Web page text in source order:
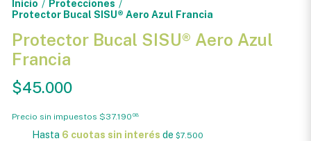
Inicio / Protecciones /
Protector Bucal SISU® Aero Azul Francia
Protector Bucal SISU® Aero Azul
Francia
$45.000
Precio sin impuestos $37.190 08
Hasta 6 cuotas sin interés de $7.500